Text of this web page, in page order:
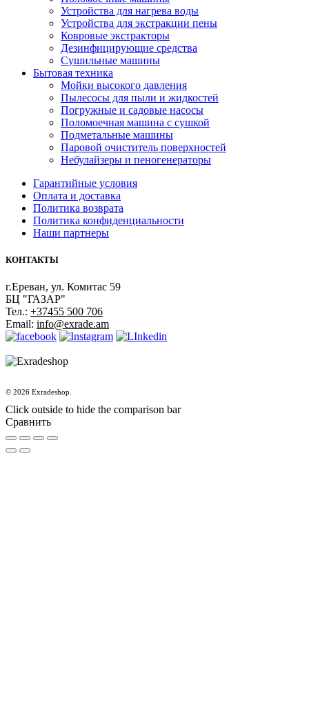
Устройства для нагрева воды
Устройства для экстракции пены
Ковровые экстракторы
Дезинфицирующие средства
Сушильные машины
Бытовая техника
Мойки высокого давления
Пылесосы для пыли и жидкостей
Погружные и садовые насосы
Поломоечная машина с сушкой
Подметальные машины
Паровой очиститель поверхностей
Небулайзеры и пеногенераторы
Гарантийные условия
Оплата и доставка
Политика возврата
Политика конфиденциальности
Наши партнеры
КОНТАКТЫ
г.Ереван, ул. Комитас 59
БЦ "ГАЗАР"
Тел.: +37455 500 706
Email: info@exrade.am
© 2026 Exradeshop.
Click outside to hide the comparison bar
Сравнить